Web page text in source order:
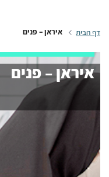
דף הבית איראן – פנים
איראן – פנים